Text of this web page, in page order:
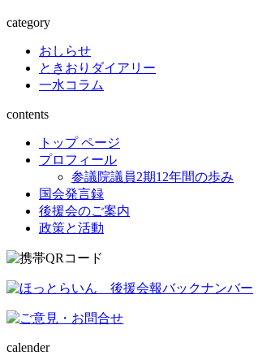
category
おしらせ
ときおりダイアリー
一水コラム
contents
トップ ページ
プロフィール
参議院議員2期12年間の歩み
国会発言録
後援会のご案内
政策と活動
calender